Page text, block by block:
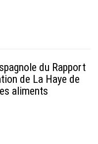
du Rapport
de La Haye de
aliments